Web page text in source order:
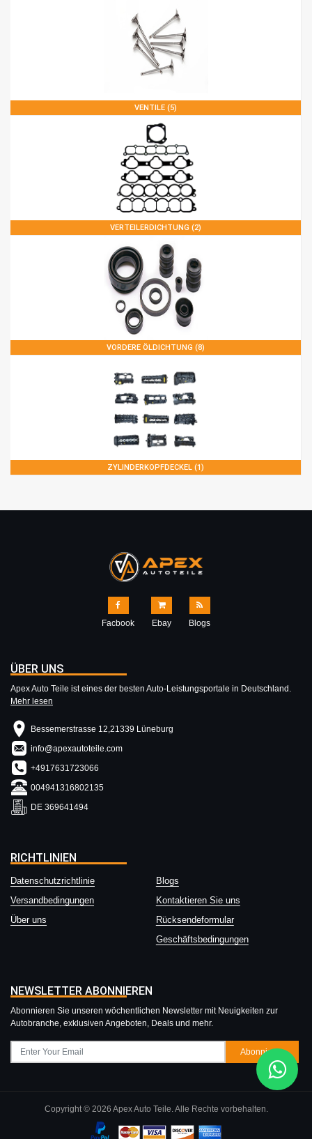
VENTILE (5)
VERTEILERDICHTUNG (2)
VORDERE ÖLDICHTUNG (8)
ZYLINDERKOPFDECKEL (1)
Facbook Ebay Blogs
ÜBER UNS
Apex Auto Teile ist eines der besten Auto-Leistungsportale in Deutschland.
Mehr lesen
Bessemerstrasse 12,21339 Lüneburg
info@apexautoteile.com
+4917631723066
004941316802135
DE 369641494
RICHTLINIEN
Datenschutzrichtlinie
Blogs
Versandbedingungen
Kontaktieren Sie uns
Über uns
Rücksendeformular
Geschäftsbedingungen
NEWSLETTER ABONNIEREN
Abonnieren Sie unseren wöchentlichen Newsletter mit Neuigkeiten zur
Autobranche, exklusiven Angeboten, Deals und mehr.
Abonnieren
Copyright © 2026 Apex Auto Teile. Alle Rechte vorbehalten.